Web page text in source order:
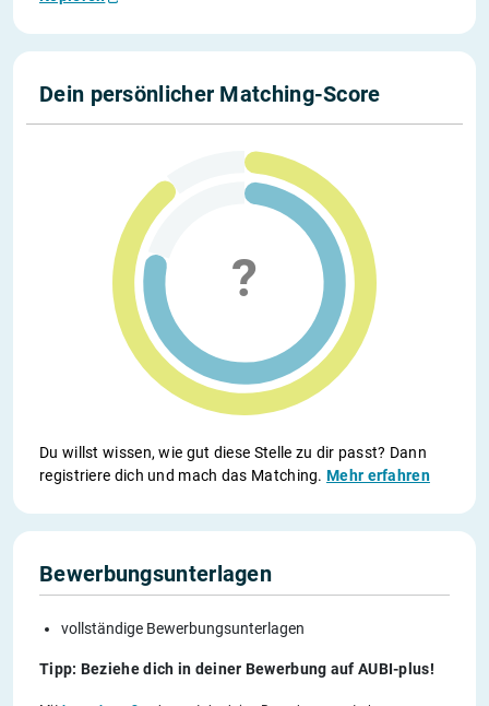
Dein persönlicher Matching-Score
Du willst wissen, wie gut diese Stelle zu dir passt? Dann
registriere dich und mach das Matching.Mehr erfahren
Bewerbungsunterlagen
vollständige Bewerbungsunterlagen
Tipp: Beziehe dich in deiner Bewerbung auf AUBI-plus!